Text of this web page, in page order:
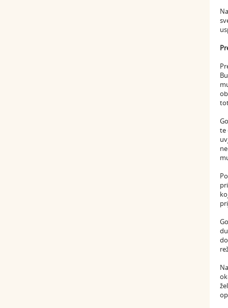
te